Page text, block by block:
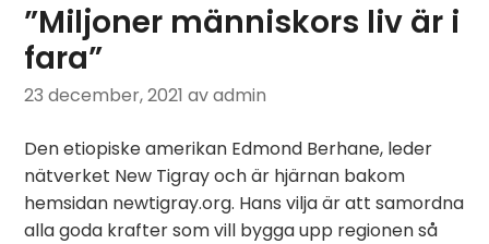
”Miljoner människors liv är i
fara”
23 december, 2021 av admin
Den etiopiske amerikan Edmond Berhane, leder
nätverket New Tigray och är hjärnan bakom
hemsidan newtigray.org. Hans vilja är att samordna
alla goda krafter som vill bygga upp regionen så